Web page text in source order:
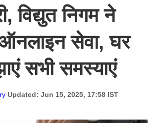
विद्युत निगम ने
सेवा, घर
सभी समस्याएं
Updated: Jun 15, 2025, 17:58 IST